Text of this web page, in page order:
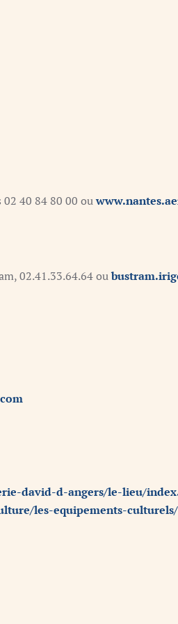
02 40 84 80 00 ou
02.41.33.64.64 ou
david-d-angers/le-lieu/
les-equipements-